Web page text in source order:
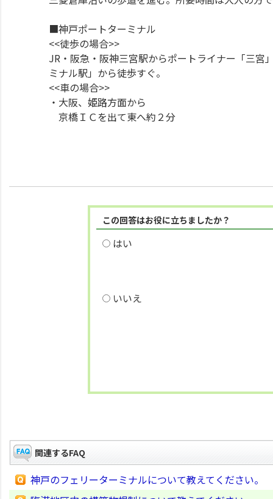
■神戸ポートターミナル
<<徒歩の場合>>
JR・阪急・阪神三宮駅からポートライナー「三
ミナル駅」から徒歩すぐ。
<<車の場合>>
・大阪、姫路方面から
京橋ＩＣを出て東へ約２分
この回答はお役に立ちましたか？
はい
いいえ
関連するFAQ
神戸のフェリーターミナルについて教えてください。